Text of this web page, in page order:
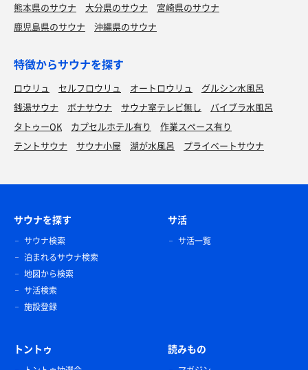
熊本県のサウナ
大分県のサウナ
宮崎県のサウナ
鹿児島県のサウナ
沖縄県のサウナ
特徴からサウナを探す
ロウリュ セルフロウリュ オートロウリュ
グルシン水風呂
銭湯サウナ
ボナサウナ サウナ室テレビ無し
バイブラ水風呂
タトゥーOK
カプセルホテル有り
作業スペース有り
テントサウナ
サウナ小屋 湖が水風呂 プライベートサウナ
サウナを探す
サウナ検索
泊まれるサウナ検索
地図から検索
サ活検索
施設登録
サ活
サ活一覧
トントゥ 読みもの